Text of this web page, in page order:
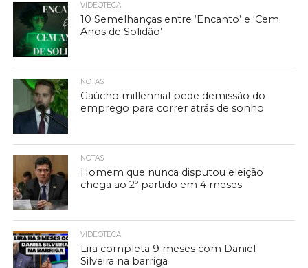
VIDEOTECA
10 Semelhanças entre ‘Encanto’ e ‘Cem
Anos de Solidão’
NOTAS
Gaúcho millennial pede demissão do
emprego para correr atrás de sonho
NOTAS
Homem que nunca disputou eleição
chega ao 2º partido em 4 meses
VIDEOTECA
Lira completa 9 meses com Daniel
Silveira na barriga